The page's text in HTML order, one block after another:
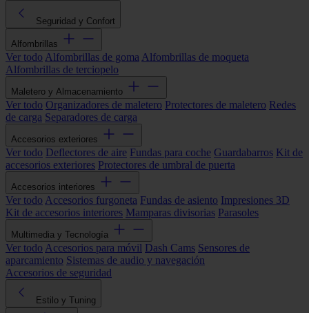
Seguridad y Confort
Alfombrillas
Ver todo Alfombrillas de goma Alfombrillas de moqueta
Alfombrillas de terciopelo
Maletero y Almacenamiento
Ver todo Organizadores de maletero Protectores de maletero Redes
de carga Separadores de carga
Accesorios exteriores
Ver todo Deflectores de aire Fundas para coche Guardabarros Kit de
accesorios exteriores Protectores de umbral de puerta
Accesorios interiores
Ver todo Accesorios furgoneta Fundas de asiento Impresiones 3D
Kit de accesorios interiores Mamparas divisorias Parasoles
Multimedia y Tecnología
Ver todo Accesorios para móvil Dash Cams Sensores de
aparcamiento Sistemas de audio y navegación
Accesorios de seguridad
Estilo y Tuning